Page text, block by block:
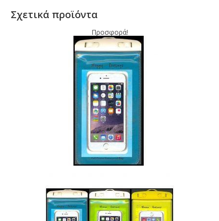
Σχετικά προϊόντα
Προσφορά!